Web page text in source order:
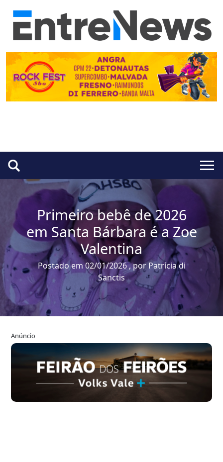
Primeiro bebê de 2026
em Santa Bárbara é a Zoe
Valentina
Postado em 02/01/2026 , por Patrícia di
Sanctis
Anúncio